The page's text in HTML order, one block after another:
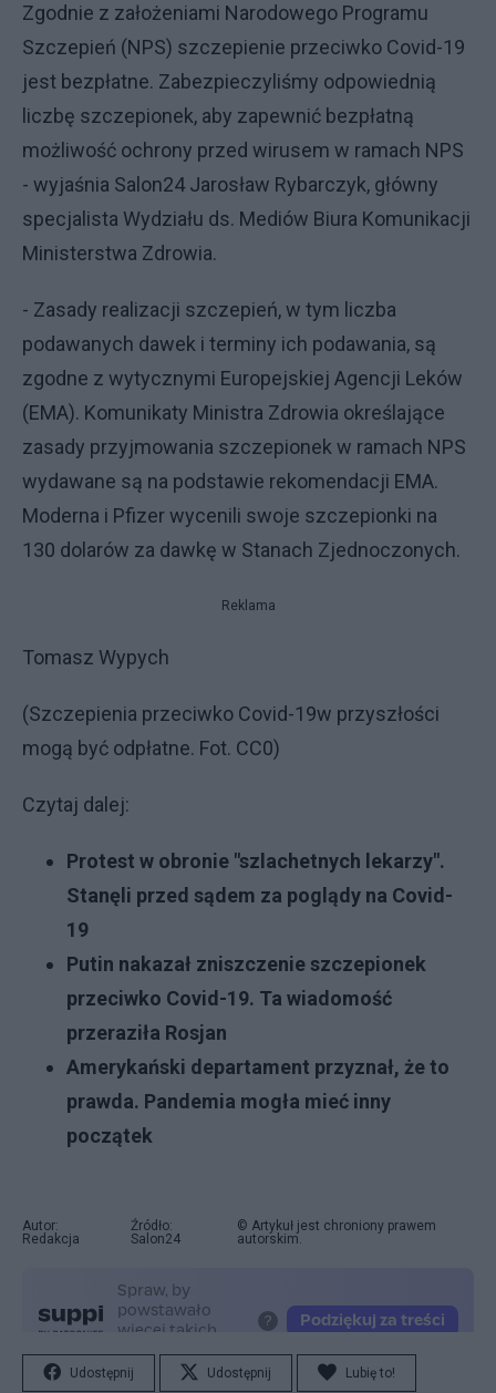
Zgodnie z założeniami Narodowego Programu
Szczepień (NPS) szczepienie przeciwko Covid-19
jest bezpłatne. Zabezpieczyliśmy odpowiednią
liczbę szczepionek, aby zapewnić bezpłatną
możliwość ochrony przed wirusem w ramach NPS
- wyjaśnia Salon24 Jarosław Rybarczyk, główny
specjalista Wydziału ds. Mediów Biura Komunikacji
Ministerstwa Zdrowia.
- Zasady realizacji szczepień, w tym liczba
podawanych dawek i terminy ich podawania, są
zgodne z wytycznymi Europejskiej Agencji Leków
(EMA). Komunikaty Ministra Zdrowia określające
zasady przyjmowania szczepionek w ramach NPS
wydawane są na podstawie rekomendacji EMA.
Moderna i Pfizer wycenili swoje szczepionki na
130 dolarów za dawkę w Stanach Zjednoczonych.
Reklama
Tomasz Wypych
(Szczepienia przeciwko Covid-19w przyszłości
mogą być odpłatne. Fot. CC0)
Czytaj dalej:
Protest w obronie "szlachetnych lekarzy".
Stanęli przed sądem za poglądy na Covid-
19
Putin nakazał zniszczenie szczepionek
przeciwko Covid-19. Ta wiadomość
przeraziła Rosjan
Amerykański departament przyznał, że to
prawda. Pandemia mogła mieć inny
początek
Autor:
Redakcja
Źródło:
Salon24
© Artykuł jest chroniony prawem
autorskim.
Udostępnij Udostępnij Lubię to!